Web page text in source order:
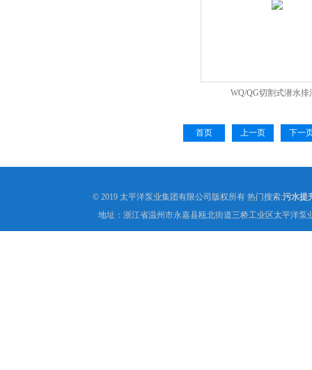
WQ/QG切割式潜水排
首页 上一页 下一
© 2019 太平洋泵业集团有限公司版权所有 热门搜索:污水提
地址：浙江省温州市永嘉县瓯北街道三桥工业区太平洋泵